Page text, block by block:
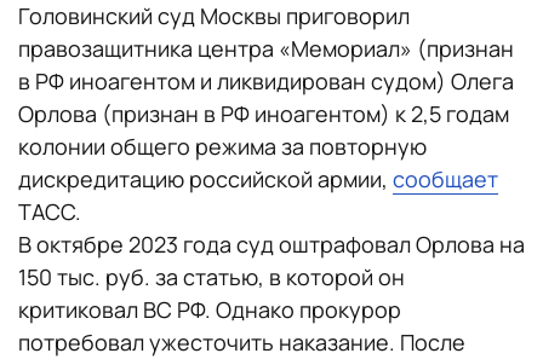
Головинский суд Москвы приговорил
правозащитника центра «Мемориал» (признан
в РФ иноагентом и ликвидирован судом) Олега
Орлова (признан в РФ иноагентом) к 2,5 годам
колонии общего режима за повторную
дискредитацию российской армии, сообщает
ТАСС.
В октябре 2023 года суд оштрафовал Орлова на
150 тыс. руб. за статью, в которой он
критиковал ВС РФ. Однако прокурор
потребовал ужесточить наказание. После